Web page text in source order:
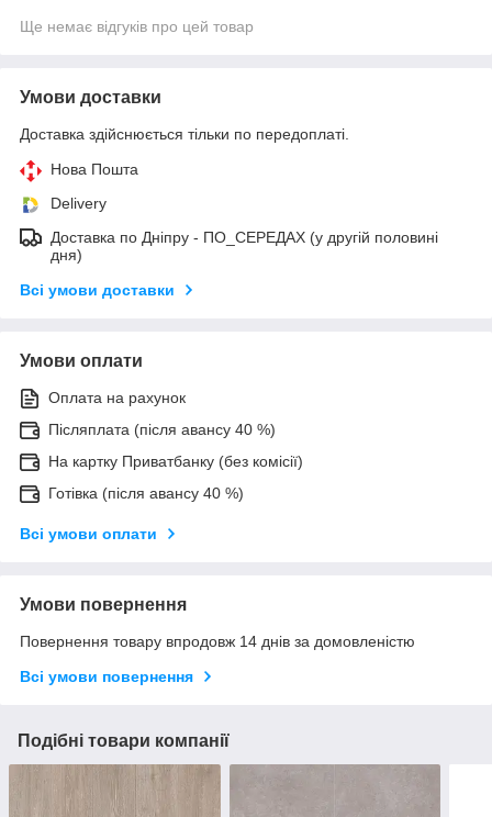
Ще немає відгуків про цей товар
Умови доставки
Доставка здійснюється тільки по передоплаті.
Нова Пошта
Delivery
Дocтaвкa по Дніпру - ПО_СЕРЕДАХ (у другій половині
дня)
Всі умови доставки
Умови оплати
Оплата на рахунок
Післяплата (після авансу 40 %)
На картку Приватбанку (без комісії)
Готівка (після авансу 40 %)
Всі умови оплати
Умови повернення
Повернення товару впродовж 14 днів за домовленістю
Всі умови повернення
Подібні товари компанії